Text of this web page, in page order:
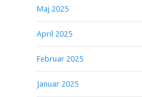
Maj 2025
April 2025
Februar 2025
Januar 2025